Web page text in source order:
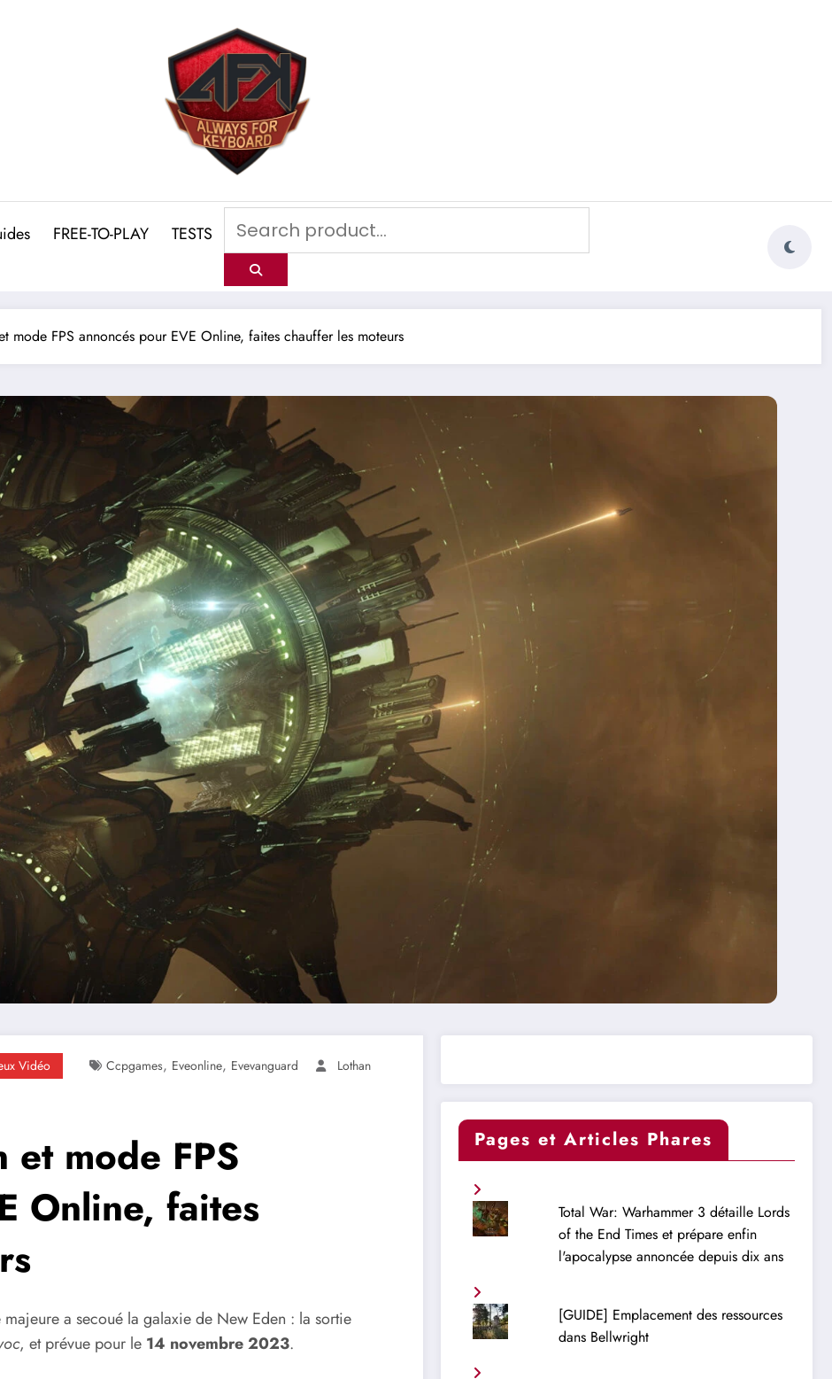
FREE-TO-PLAY TESTS
mode FPS annoncés pour EVE Online, faites chauffer les moteurs
Vidéo Ccpgames, Eveonline, Evevanguard
Lothan
mode FPS
Online, faites
a secoué la galaxie de New Eden : la sortie
, et prévue pour le 14 novembre 2023.
Pages et Articles Phares
Total War: Warhammer 3 détaille Lords
of the End Times et prépare enfin
l'apocalypse annoncée depuis dix ans
[GUIDE] Emplacement des ressources
dans Bellwright